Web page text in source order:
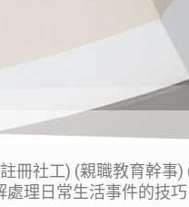
冊社工) (親職教育幹事)
理日常生活事件的技巧